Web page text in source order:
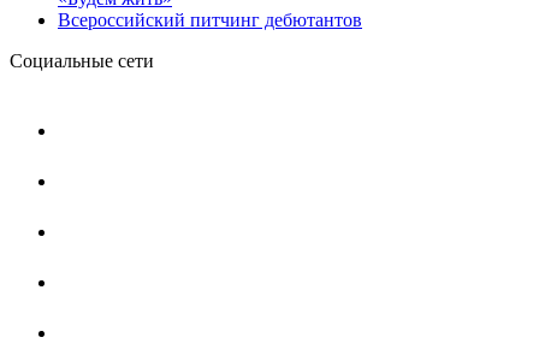
Всероссийский питчинг дебютантов
Социальные сети